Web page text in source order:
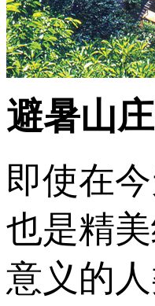
避暑山
即使在
也是精
意义的